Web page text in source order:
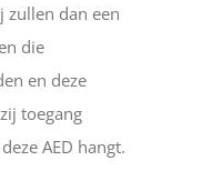
dan een
die
en deze
toegang
AED hangt.